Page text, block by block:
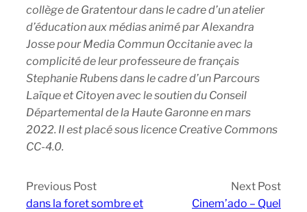
collège de Gratentour dans le cadre d’un atelier
d’éducation aux médias animé par Alexandra
Josse pour Media Commun Occitanie avec la
complicité de leur professeure de français
Stephanie Rubens dans le cadre d’un Parcours
Laïque et Citoyen avec le soutien du Conseil
Départemental de la Haute Garonne en mars
2022. Il est placé sous licence Creative Commons
CC-4.0.
Previous Post
dans la foret sombre et
Next Post
Cinem’ado – Quel